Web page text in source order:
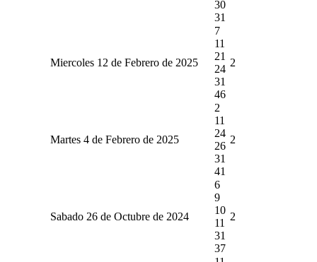
30
31
Miercoles 12 de Febrero de 2025
7
11
21
24
31
46
2
Martes 4 de Febrero de 2025
2
11
24
26
31
41
2
Sabado 26 de Octubre de 2024
6
9
10
11
31
37
2